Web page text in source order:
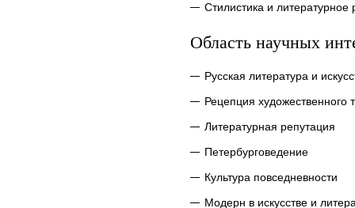
Стилистика и литературное
Область научных
Русская литература и
Рецепция художественного
Литературная репутация
Петербурговедение
Культура повседневности
Модерн в искусстве и